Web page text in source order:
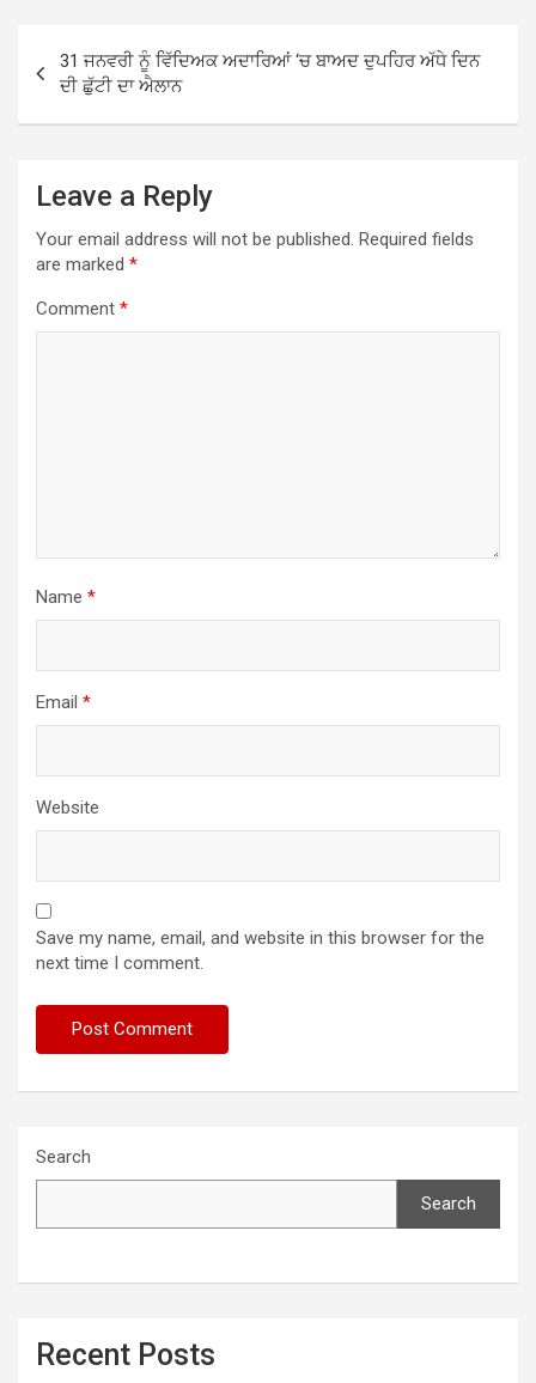
navigation
31 ਜਨਵਰੀ ਨੂੰ ਵਿੱਦਿਅਕ ਅਦਾਰਿਆਂ ‘ਚ ਬਾਅਦ ਦੁਪਹਿਰ ਅੱਧੇ ਦਿਨ
ਦੀ ਛੁੱਟੀ ਦਾ ਐਲਾਨ
Leave a Reply
Your email address will not be published. Required fields
are marked *
Comment *
Name *
Email *
Website
Save my name, email, and website in this browser for the
next time I comment.
Search
Search
Recent Posts